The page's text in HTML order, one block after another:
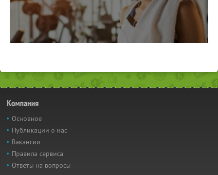
Компания
Основное
Публикации о нас
Вакансии
Правила сервиса
Ответы на вопросы